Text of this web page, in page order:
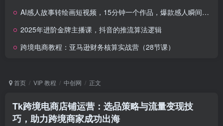
AI感人故事转绘画短视频，15分钟一个作品，爆款感人瞬间转绘画，可做创作者伙伴计划
2025年进阶金牌主播课，抖音的推流算法逻辑
跨境电商教程：亚马逊财务核算实战营（28节课）
首页 VIP 教程 中创网 正文
Tk跨境电商店铺运营：选品策略与流量变现技
巧，助力跨境商家成功出海